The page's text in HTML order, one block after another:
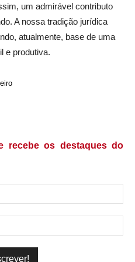
um admirável contributo
A nossa tradição jurídica
atualmente, base de uma
e produtiva.
recebe os destaques do